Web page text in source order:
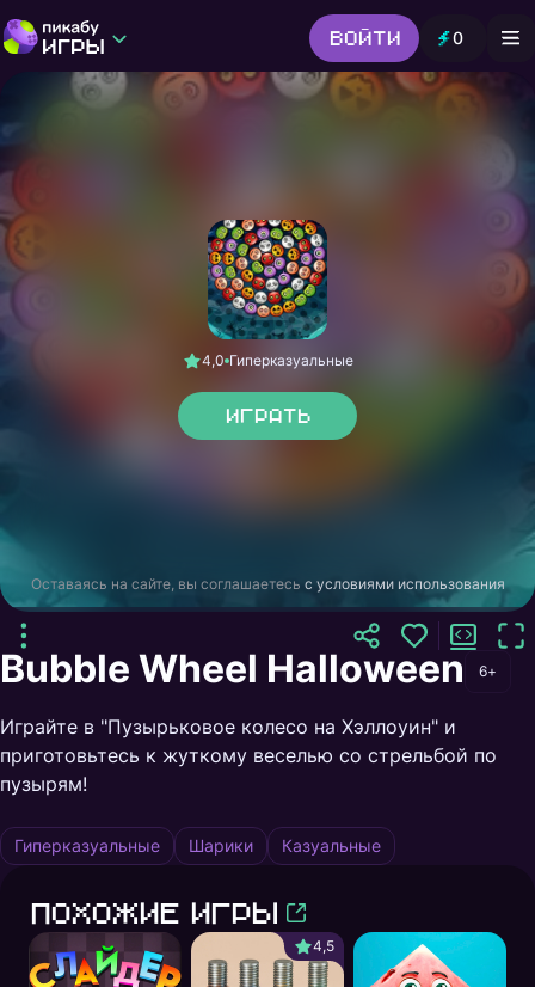
Войти 0
Игры от Пикабу
Выбор редакции
Все жанры
4,0 Гиперказуальные
Играть
Оставаясь на сайте, вы соглашаетесь с условиями использования
Bubble Wheel Halloween 6+
Играйте в "Пузырьковое колесо на Хэллоуин" и
приготовьтесь к жуткому веселью со стрельбой по
пузырям!
Гиперказуальные Шарики Казуальные
Похожие игры
4,5